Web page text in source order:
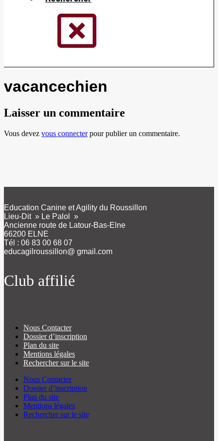
vacancechien
Laisser un commentaire
Vous devez vous connecterpour publier un commentaire.
Education Canine et Agility du Roussillon
Lieu-Dit » Le Palol »
Ancienne route de Latour-Bas-Elne
66200 ELNE
Tél : 06 83 00 68 07
educagilroussillon@ gmail.com
Club affilié
Nous Contacter
Dossier d’inscription
Plan du site
Mentions légales
Rechercher sur le site
Nous Contacter
Dossier d’inscription
Plan du site
Mentions légales
Rechercher sur le site